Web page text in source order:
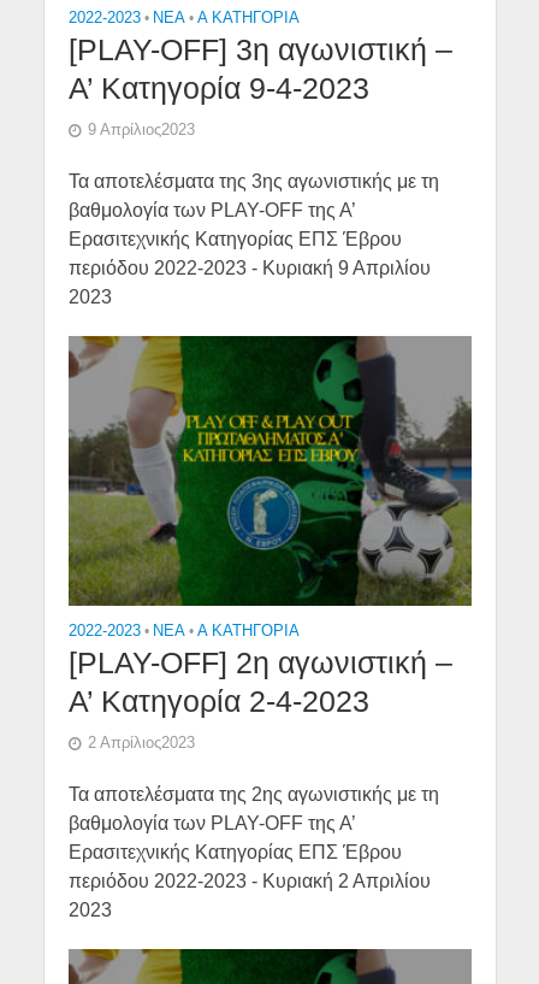
2022-2023 • NEA • Α ΚΑΤΗΓΟΡΙΑ
[PLAY-OFF] 3η αγωνιστική –
Α’ Κατηγορία 9-4-2023
9 Απρίλιος2023
Τα αποτελέσματα της 3ης αγωνιστικής με τη
βαθμολογία των PLAY-OFF της Α’
Ερασιτεχνικής Κατηγορίας ΕΠΣ Έβρου
περιόδου 2022-2023 - Κυριακή 9 Απριλίου
2023
2022-2023 • NEA • Α ΚΑΤΗΓΟΡΙΑ
[PLAY-OFF] 2η αγωνιστική –
Α’ Κατηγορία 2-4-2023
2 Απρίλιος2023
Τα αποτελέσματα της 2ης αγωνιστικής με τη
βαθμολογία των PLAY-OFF της Α’
Ερασιτεχνικής Κατηγορίας ΕΠΣ Έβρου
περιόδου 2022-2023 - Κυριακή 2 Απριλίου
2023